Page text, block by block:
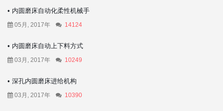
• 内圆磨床自动化柔性机械手
05月, 2017年 14124
• 内圆磨床自动上下料方式
03月, 2017年 10249
• 深孔内圆磨床进给机构
03月, 2017年 10390